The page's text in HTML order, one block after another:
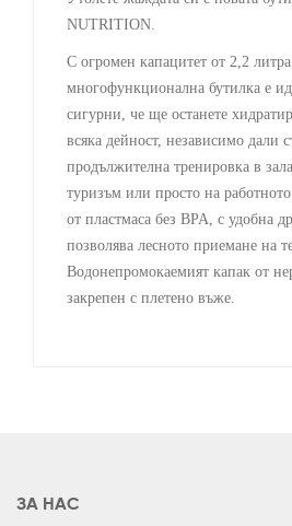
NUTRITION.
С огромен капацитет от 2,2 литра
многофункционална бутилка е
сигурни, че ще останете
всяка дейност, независимо дали
продължителна тренировка в
туризъм или просто на
от пластмаса без BPA, с удобна
позволява лесното приемане на
Водонепромокаемият капак от
закрепен с плетено въже.
ЗА НАС